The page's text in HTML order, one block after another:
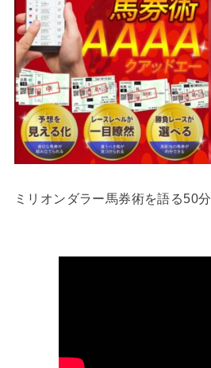
ミリオンダラー馬券術を語る50分